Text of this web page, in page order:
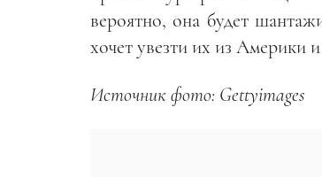
вероятно, она будет
хочет увезти их из Америки
Источник фото: Gettyimages